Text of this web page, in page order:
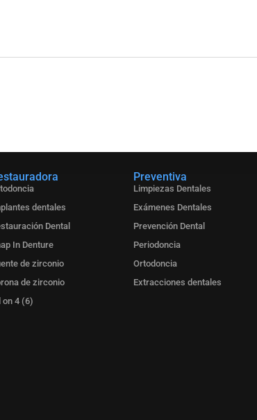
dentales
Dental
In Denture
de zirconio
de zirconio
on 4 (6)
Preventiva
Limpiezas Dentales
Exámenes Dentales
Prevención Dental
Periodoncia
Ortodoncia
Extracciones dentales